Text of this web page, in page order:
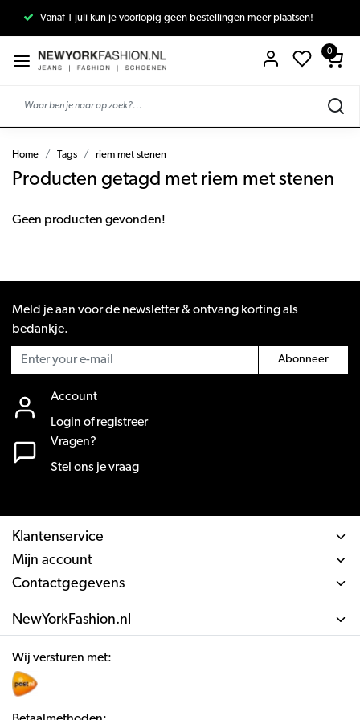
Vanaf 1 juli kun je voorlopig geen bestellingen meer plaatsen!
0
Home Tags riem met stenen
Producten getagd met riem met stenen
Geen producten gevonden!
Meld je aan voor de newsletter & ontvang korting als
bedankje.
Abonneer
Account
Login of registreer
Vragen?
Stel ons je vraag
Klantenservice
Mijn account
Contactgegevens
NewYorkFashion.nl
Wij versturen met: